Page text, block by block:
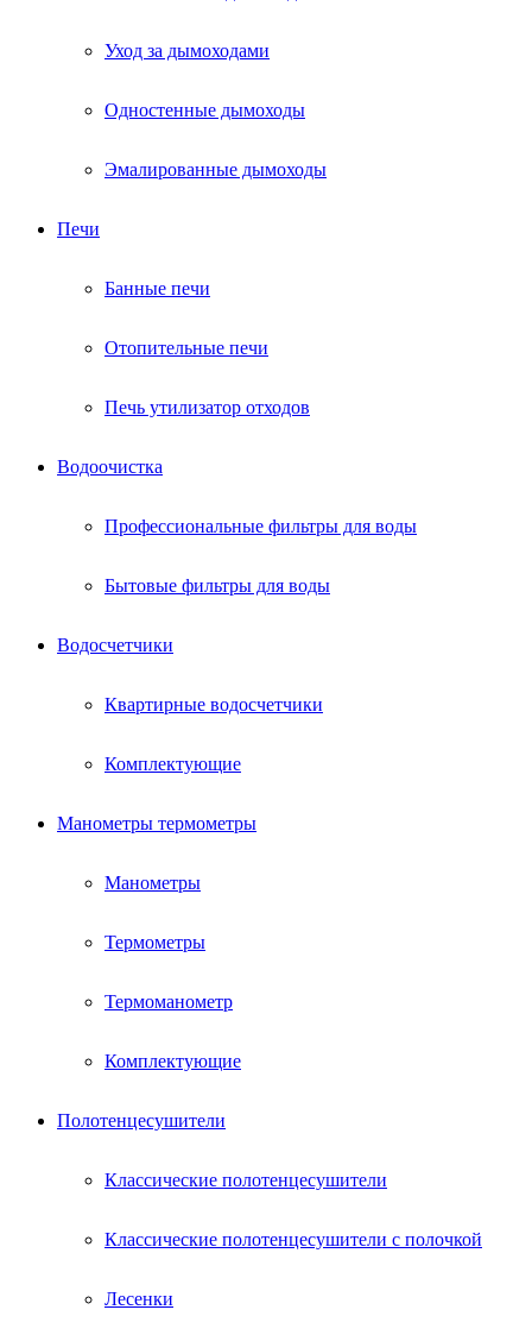
Уход за дымоходами
Одностенные дымоходы
Эмалированные дымоходы
Печи
Банные печи
Отопительные печи
Печь утилизатор отходов
Водоочистка
Профессиональные фильтры для воды
Бытовые фильтры для воды
Водосчетчики
Квартирные водосчетчики
Комплектующие
Манометры термометры
Манометры
Термометры
Термоманометр
Комплектующие
Полотенцесушители
Классические полотенцесушители
Классические полотенцесушители с полочкой
Лесенки